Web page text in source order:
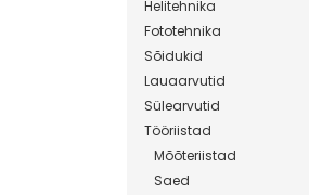
Helitehnika
Fototehnika
Sõidukid
Lauaarvutid
Sülearvutid
Tööriistad
Mõõteriistad
Saed